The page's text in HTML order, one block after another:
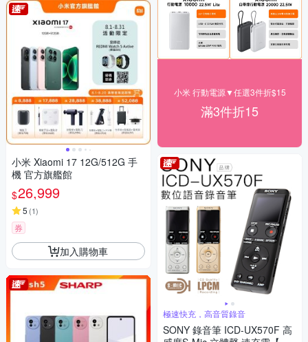
小米 Xiaomi 17 12G/512G 手
機 官方旗艦館
$26,999
5 (1)
券
加入購物車
小米 行動電源▼任選3件折$15
滿3件折15
極速快充，高音質錄音
SONY 錄音筆 ICD-UX570F 高